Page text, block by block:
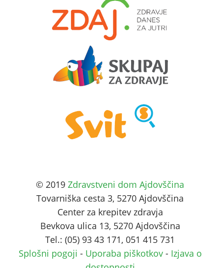
© 2019 Zdravstveni dom Ajdovščina
Tovarniška cesta 3, 5270 Ajdovščina
Center za krepitev zdravja
Bevkova ulica 13, 5270 Ajdovščina
Tel.: (05) 93 43 171, 051 415 731
Splošni pogoji - Uporaba piškotkov- Izjava o